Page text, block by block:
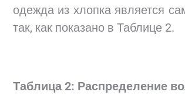
одежда из хлопка является
так, как показано в Таблице 2.
Таблица 2: Распределение